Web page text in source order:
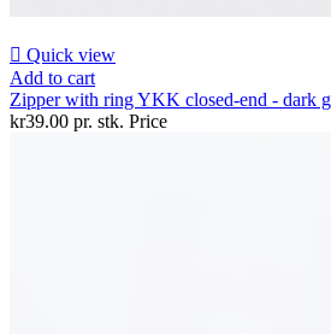
 Quick view
Add to cart
Zipper with ring YKK closed-end - dark
kr39.00 pr. stk. Price